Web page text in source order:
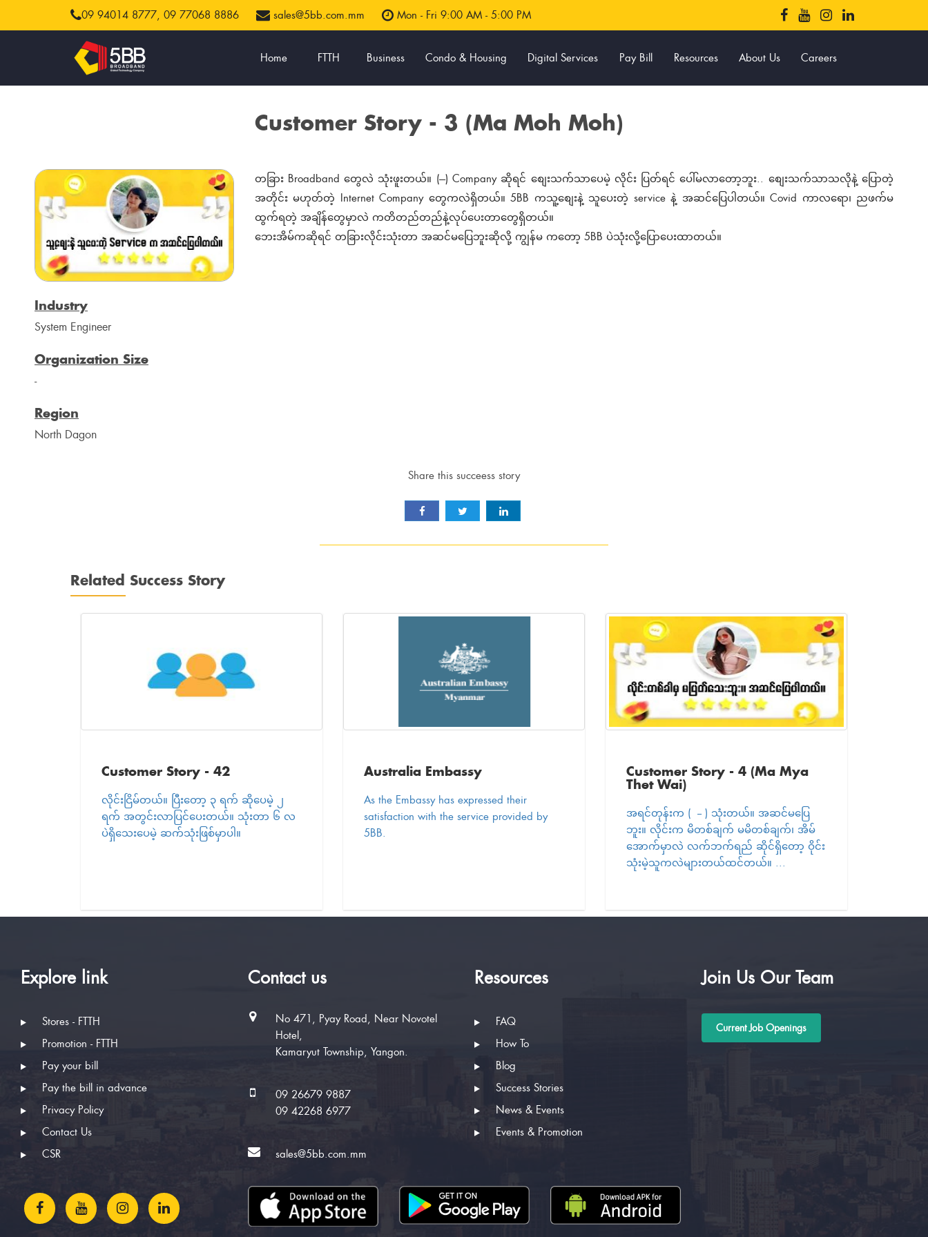
09 94014 8777, 09 77068 8886 sales@5bb.com.mm Mon - Fri 9:00 AM - 5:00 PM
Home FTTH Business Condo & Housing Digital Services Pay Bill Resources About Us Careers
Customer Story - 3 (Ma Moh Moh)
Industry
System Engineer
Organization Size
-
Region
North Dagon
တခြား Broadband တွေလဲ သုံးဖူးတယ်။ (---) Company ဆိုရင် စျေးသက်သာပေမဲ့ လိုင်း ပြတ်ရင် ပေါ်မလာတော့ဘူး.. စျေးသက်သာသလိုနဲ့ ပြောတဲ့
အတိုင်း မဟုတ်တဲ့ Internet Company တွေကလဲရှိတယ်။ 5BB ကသူ့စျေးနဲ့ သူပေးတဲ့ service နဲ့ အဆင်ပြေပါတယ်။ Covid ကာလရော၊ ညဖက်မ
ထွက်ရတဲ့ အချိန်တွေမှာလဲ ကတိတည်တည်နဲ့လုပ်ပေးတာတွေရှိတယ်။
ဘေးအိမ်ကဆိုရင် တခြားလိုင်းသုံးတာ အဆင်မပြေဘူးဆိုလို့ ကျွန်မ ကတော့ 5BB ပဲသုံးလို့ပြောပေးထာတယ်။
Share this succeess story
Related Success Story
Customer Story - 42
လိုင်းငြိမ်တယ်။ ပြီးတော့ ၃ ရက် ဆိုပေမဲ့ ၂
ရက် အတွင်းလာပြင်ပေးတယ်။ သုံးတာ ၆ လ
ပဲရှိသေးပေမဲ့ ဆက်သုံးဖြစ်မှာပါ။
Australia Embassy
As the Embassy has expressed their
satisfaction with the service provided by
5BB.
Customer Story - 4 (Ma Mya
Thet Wai)
အရင်တုန်းက ( -- ) သုံးတယ်။ အဆင်မပြေ
ဘူး။ လိုင်းက မိတစ်ချက် မမိတစ်ချက်၊ အိမ်
အောက်မှာလဲ လက်ဘက်ရည် ဆိုင်ရှိတော့ ဝိုင်း
သုံးမဲ့သူကလဲများတယ်ထင်တယ်။ ...
Explore link
Stores - FTTH
Promotion - FTTH
Pay your bill
Pay the bill in advance
Privacy Policy
Contact Us
CSR
Contact us
No 471, Pyay Road, Near Novotel
Hotel,
Kamaryut Township, Yangon.
09 26679 9887
09 42268 6977
sales@5bb.com.mm
Resources
FAQ
How To
Blog
Success Stories
News & Events
Events & Promotion
Join Us Our Team
Current Job Openings